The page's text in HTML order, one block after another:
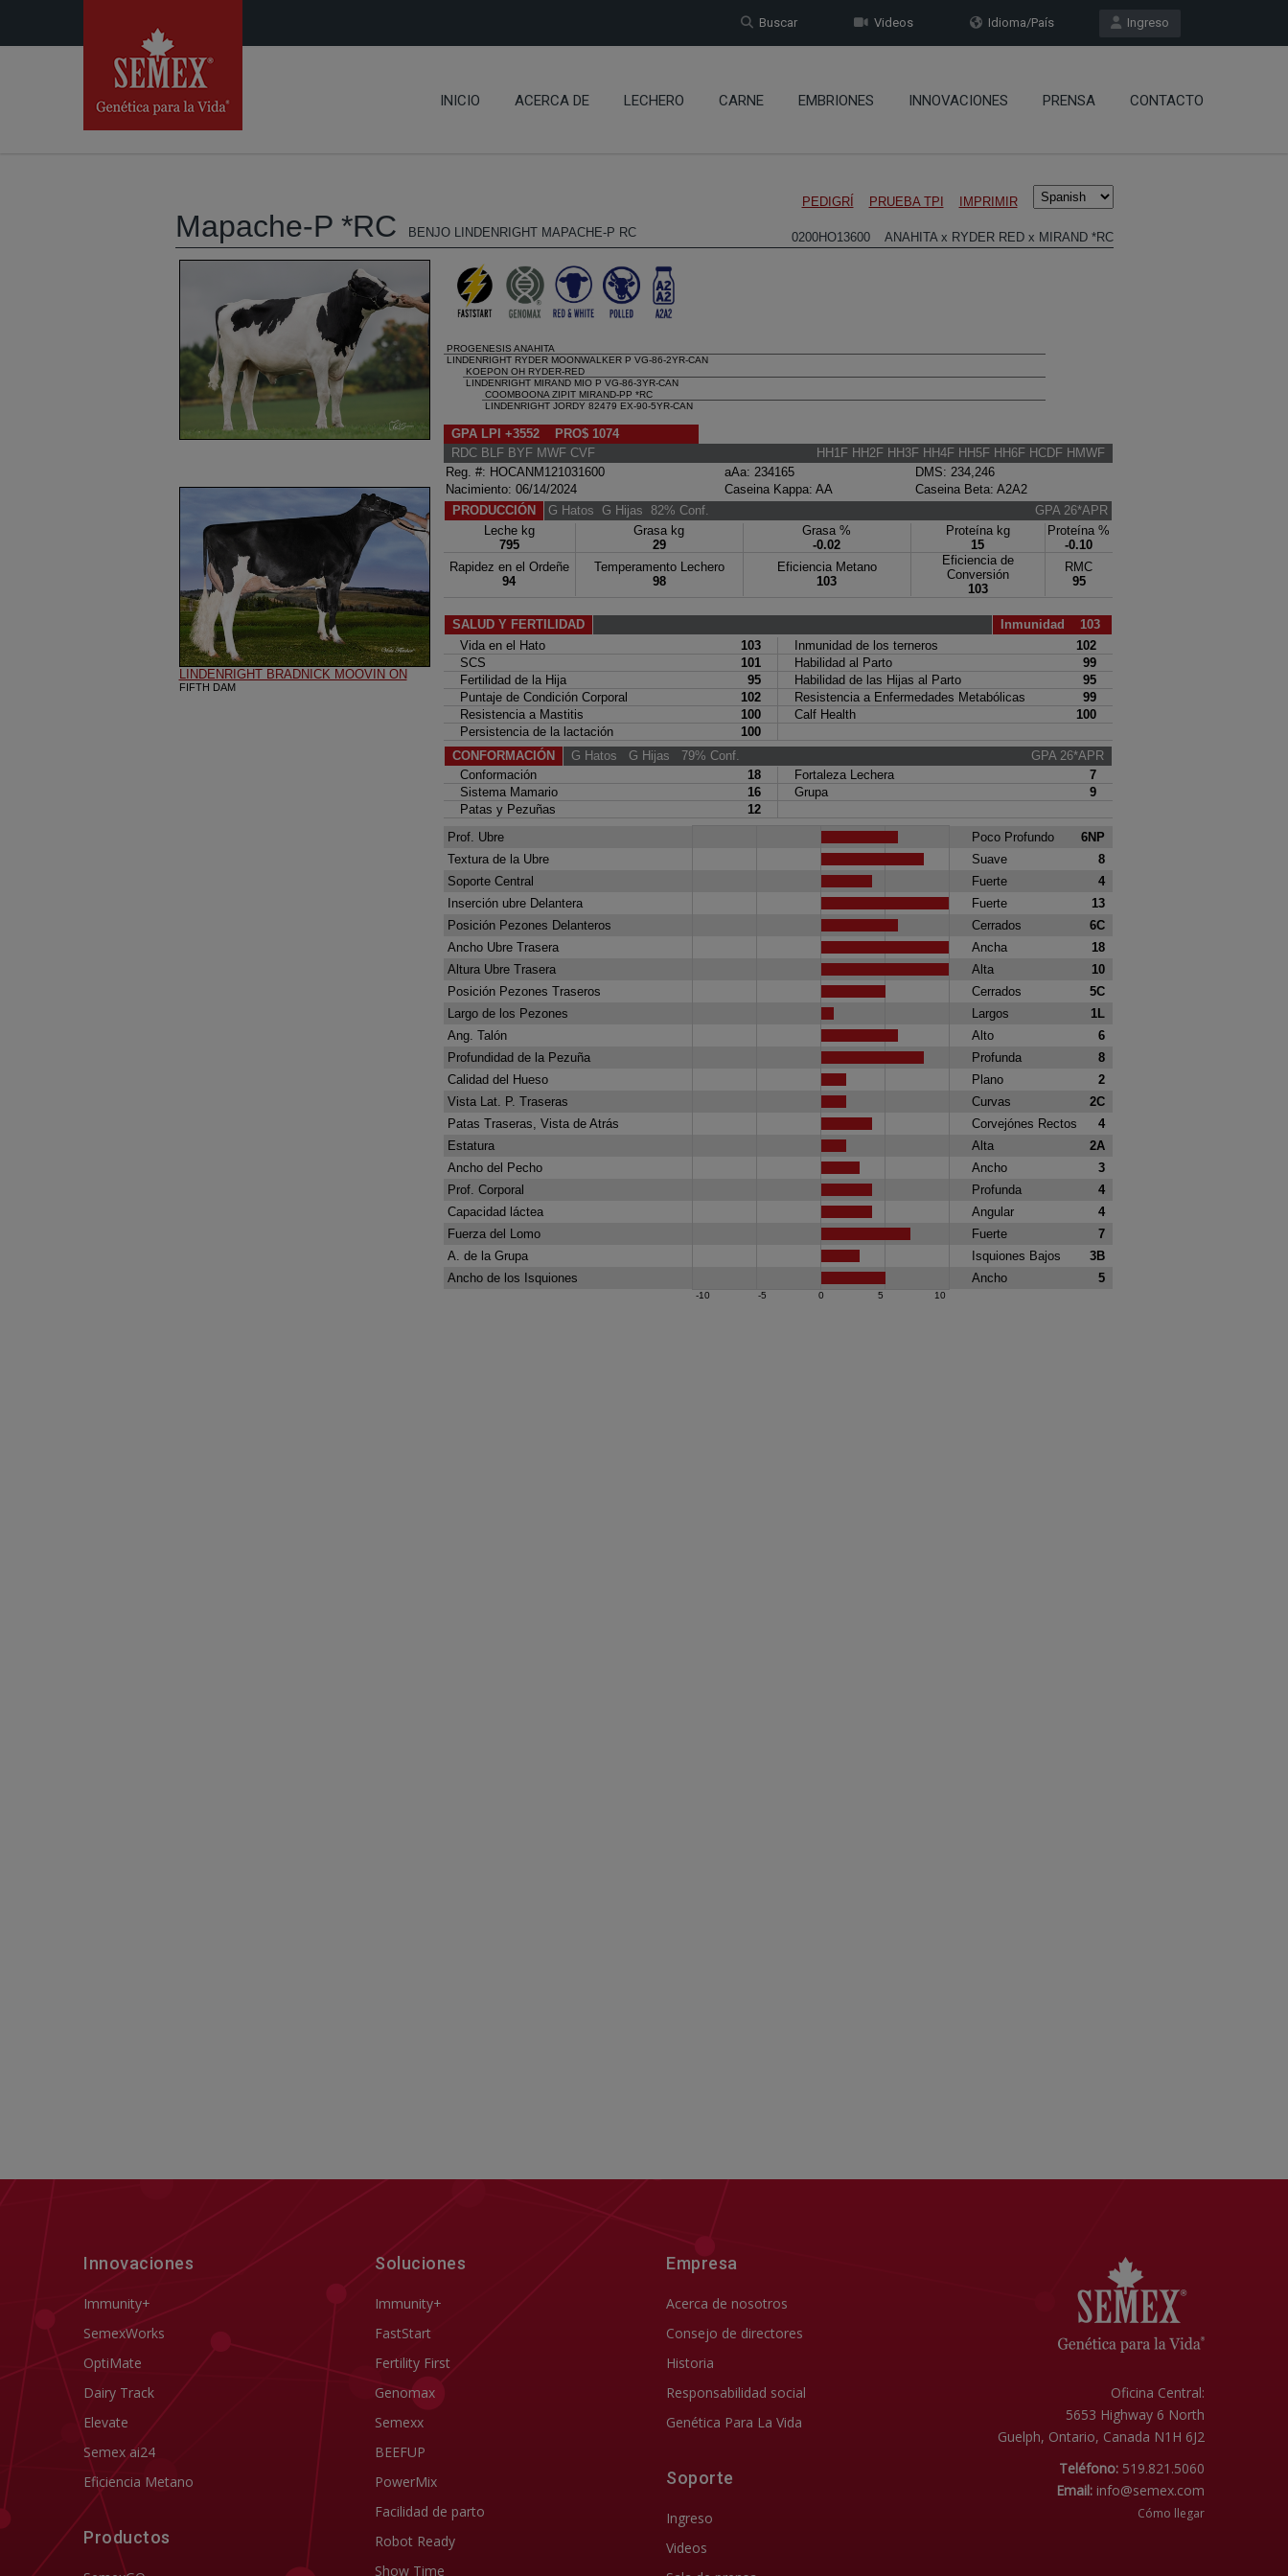
Ingreso
Idioma/País
Videos
Buscar
INICIO ACERCA DE LECHERO CARNE EMBRIONES INNOVACIONES PRENSA CONTACTO
Innovaciones
Immunity+
SemexWorks
OptiMate
Dairy Track
Elevate
Semex ai24
Eficiencia Metano
Productos
Soluciones
Immunity+
FastStart
Fertility First
Genomax
Semexx
BEEFUP
PowerMix
Facilidad de parto
Robot Ready
Show Time
Empresa
Acerca de nosotros
Consejo de directores
Historia
Responsabilidad social
Genética Para La Vida
Soporte
Ingreso
Videos
Oficina Central:
5653 Highway 6 North
Guelph, Ontario, Canada N1H 6J2
Teléfono:519.821.5060
Email: info@semex.com
Cómo llegar